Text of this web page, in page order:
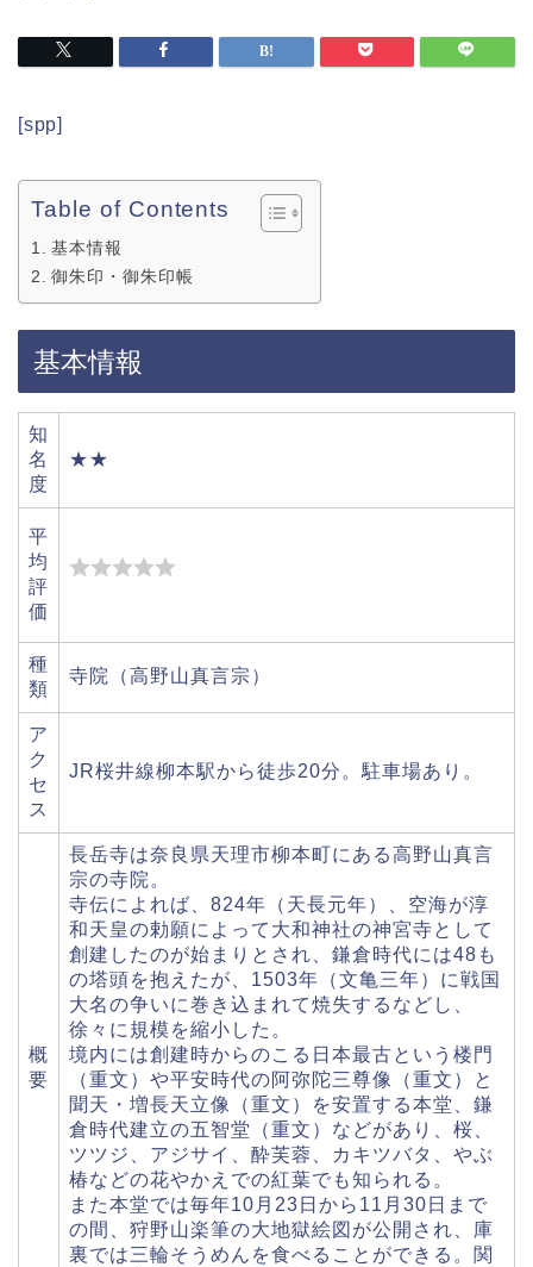
[spp]
Table of Contents
基本情報
御朱印・御朱印帳
基本情報
知
名
度
★★
平
均
評
価
種
類
寺院（高野山真言宗）
ア
ク
セ
ス
JR桜井線柳本駅から徒歩20分。駐車場あり。
概
要
長岳寺は奈良県天理市柳本町にある高野山真言
宗の寺院。
寺伝によれば、824年（天長元年）、空海が淳
和天皇の勅願によって大和神社の神宮寺として
創建したのが始まりとされ、鎌倉時代には48も
の塔頭を抱えたが、1503年（文亀三年）に戦国
大名の争いに巻き込まれて焼失するなどし、
徐々に規模を縮小した。
境内には創建時からのこる日本最古という楼門
（重文）や平安時代の阿弥陀三尊像（重文）と
聞天・増長天立像（重文）を安置する本堂、鎌
倉時代建立の五智堂（重文）などがあり、桜、
ツツジ、アジサイ、酔芙蓉、カキツバタ、やぶ
椿などの花やかえでの紅葉でも知られる。
また本堂では毎年10月23日から11月30日まで
の間、狩野山楽筆の大地獄絵図が公開され、庫
裏では三輪そうめんを食べることができる。関